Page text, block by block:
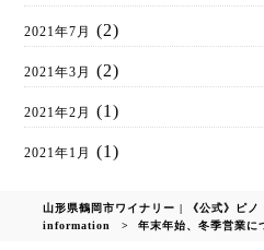
2021年7月 (2)
2021年3月 (2)
2021年2月 (1)
2021年1月 (1)
山形県鶴岡市ワイナリー | 《公式》ピノ
information
> 年末年始、冬季営業に